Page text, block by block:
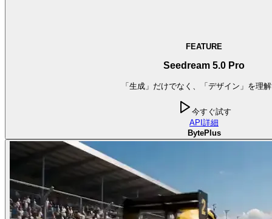
FEATURE
Seedream 5.0 Pro
「生成」だけでなく、「デザイン」を理
今すぐ試す
API 詳細
BytePlus